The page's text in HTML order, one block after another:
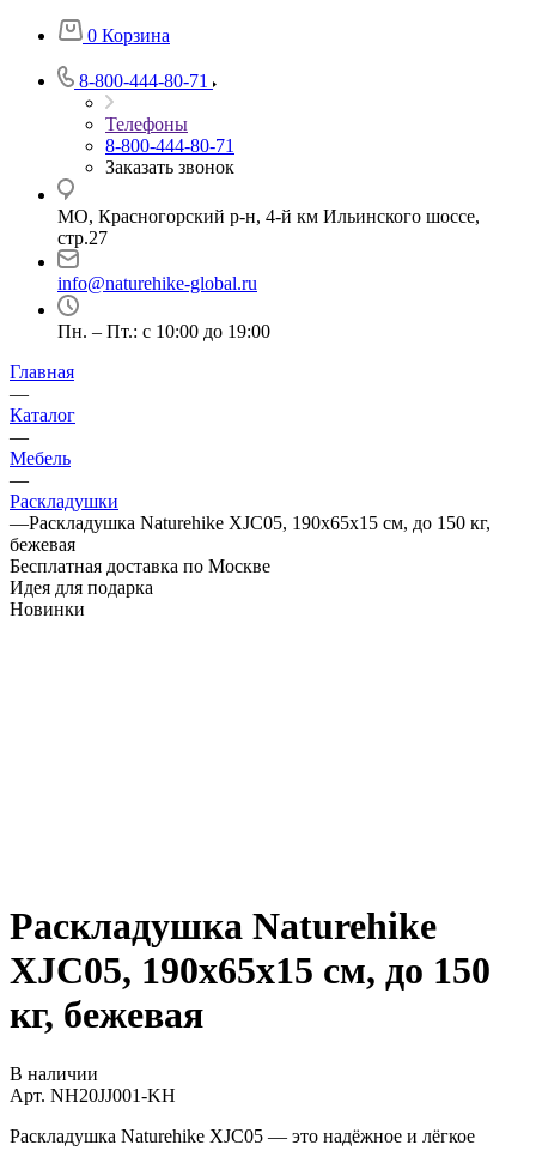
0 Корзина
8-800-444-80-71
Телефоны
8-800-444-80-71
Заказать звонок
МО, Красногорский р-н, 4-й км Ильинского шоссе,
стр.27
info@naturehike-global.ru
Пн. – Пт.: с 10:00 до 19:00
Главная
—
Каталог
—
Мебель
—
Раскладушки
—Раскладушка Naturehike XJC05, 190х65х15 см, до 150 кг,
бежевая
Бесплатная доставка по Москве
Идея для подарка
Новинки
Раскладушка Naturehike
XJC05, 190х65х15 см, до 150
кг, бежевая
В наличии
Арт. NH20JJ001-KH
Раскладушка Naturehike XJC05 — это надёжное и лёгкое